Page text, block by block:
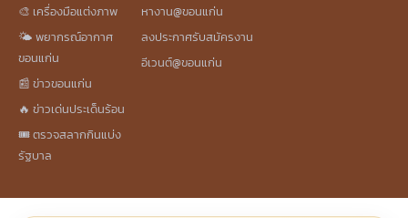
🎨 เครื่องมือแต่งภาพ
🌤️ พยากรณ์อากาศ
ขอนแก่น
📰 ข่าวขอนแก่น
🔥 ข่าวเด่นประเด็นร้อน
🎟️ ตรวจสลากกินแบ่ง
รัฐบาล
หางาน@ขอนแก่น
ลงประกาศรับสมัครงาน
อีเวนต์@ขอนแก่น